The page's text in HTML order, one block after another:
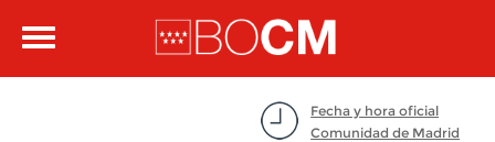
Toggle
Fecha y hora oficial
Comunidad de Madrid